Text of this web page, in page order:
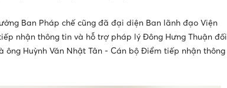
Ban Pháp chế cũng đã đại diện Ban lãnh đạo Viện
nhận thông tin và hỗ trợ pháp lý Đông Hưng Thuận đối
Huỳnh Văn Nhật Tân - Cán bộ Điểm tiếp nhận thông